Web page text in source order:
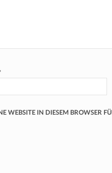
WEBSITE IN DIESEM BROWSER